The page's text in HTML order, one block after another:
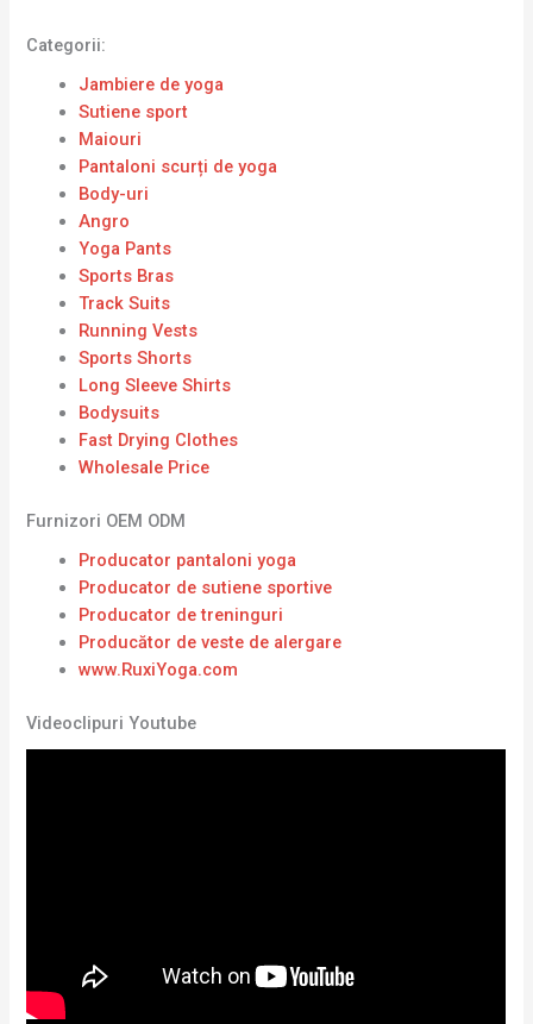
Categorii:
Jambiere de yoga
Sutiene sport
Maiouri
Pantaloni scurți de yoga
Body-uri
Angro
Yoga Pants
Sports Bras
Track Suits
Running Vests
Sports Shorts
Long Sleeve Shirts
Bodysuits
Fast Drying Clothes
Wholesale Price
Furnizori OEM ODM
Producator pantaloni yoga
Producator de sutiene sportive
Producator de treninguri
Producător de veste de alergare
www.RuxiYoga.com
Videoclipuri Youtube